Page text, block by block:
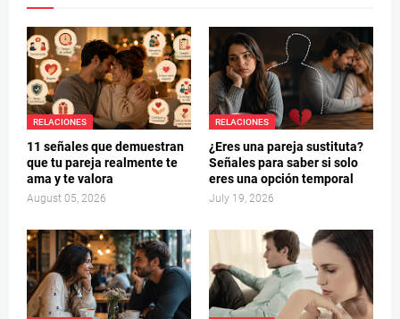
RELACIONES
11 señales que demuestran
que tu pareja realmente te
ama y te valora
August 05, 2026
RELACIONES
¿Eres una pareja sustituta?
Señales para saber si solo
eres una opción temporal
July 19, 2026